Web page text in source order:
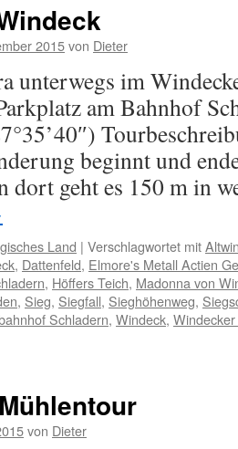
2015von Dieter
unterwegs im
am Bahnhof
beginnt und
dort geht es 150 m in
Land | Verschlagwortet mit
, Dattenfeld, Elmore's Metall Actien
, Höffers Teich, Madonna von
, Sieg, Siegfall, Sieghöhenweg,
Schladern, Windeck,
von Dieter